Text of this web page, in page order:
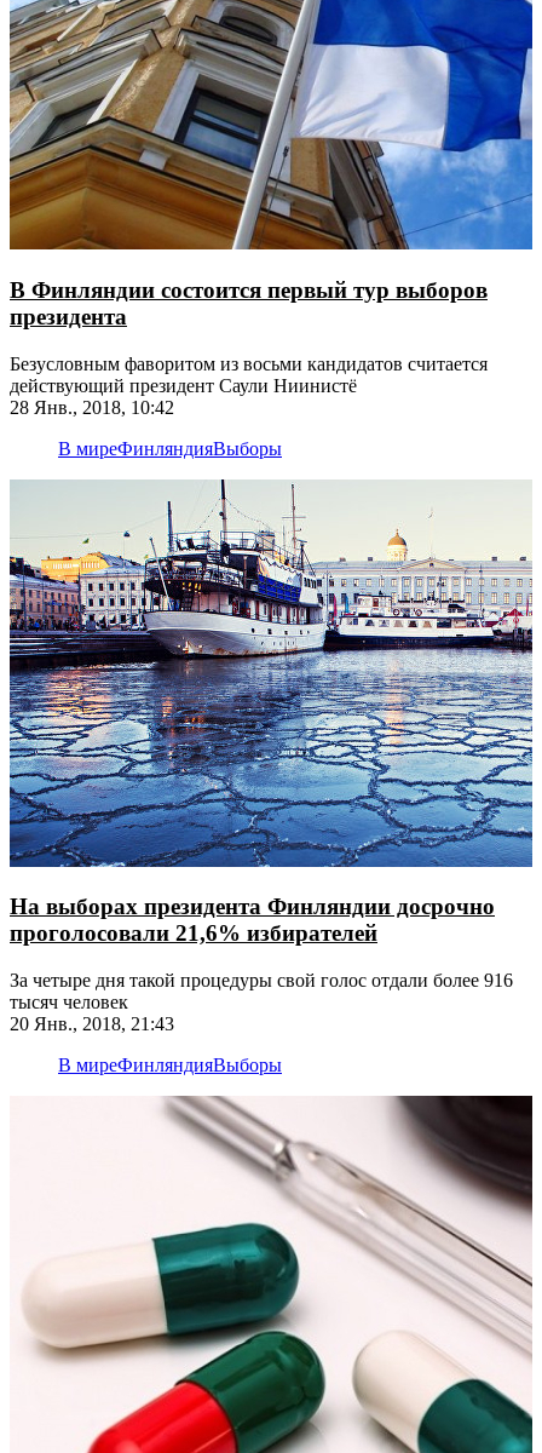
В Финляндии состоится первый тур выборов
президента
Безусловным фаворитом из восьми кандидатов считается
действующий президент Саули Ниинистё
28 Янв., 2018, 10:42
В миреФинляндияВыборы
На выборах президента Финляндии досрочно
проголосовали 21,6% избирателей
За четыре дня такой процедуры свой голос отдали более 916
тысяч человек
20 Янв., 2018, 21:43
В миреФинляндияВыборы